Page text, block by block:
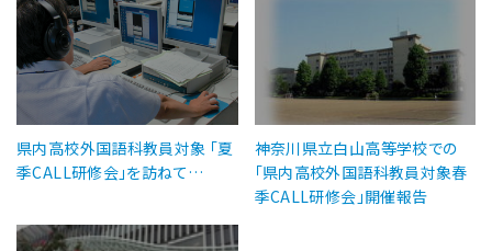
県内高校外国語科教員対象 「夏
季CALL研修会」を訪ねて…
神奈川県立白山高等学校での
「県内高校外国語科教員対象春
季CALL研修会」開催報告